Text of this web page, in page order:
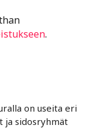
.
on useita eri
ja sidosryhmät